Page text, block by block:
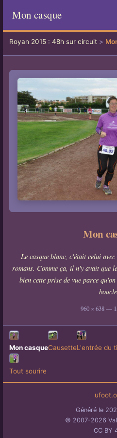
Mon casque
Royan 2015 : 48h sur circuit>
Mon
Le casque blanc, c'était celui
romans. Comme ça, il n'y avait que
bien cette prise de vue parce
960 × 638 —
Mon casqueCausetteL'entrée du
Tout sourire
Généré le
© 2007-2026
CC BY